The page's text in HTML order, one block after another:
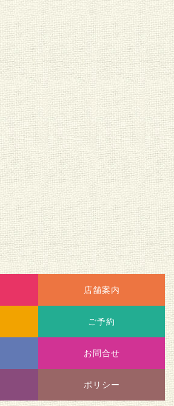
店舗案内
ご予約
お問合せ
ポリシー